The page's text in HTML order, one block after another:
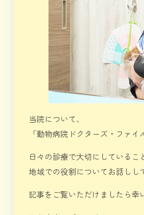
当院について、
「動物病院ドクターズ・ファ
日々の診療で大切にしているこ
地域での役割についてお話しし
記事をご覧いただけましたら幸